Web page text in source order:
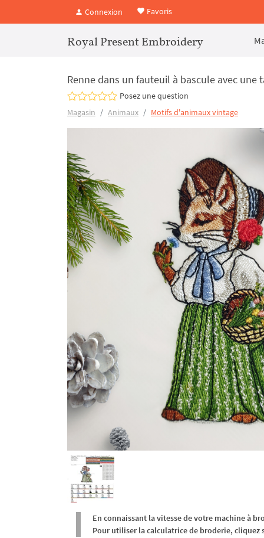
Connexion Favoris
Royal Present Embroidery
Renne dans un fauteuil à bascule avec une
Posez une question
Magasin
Animaux Motifs d'animaux vintage
En connaissant la vitesse de votre machine à
Pour utiliser la calculatrice de broderie,